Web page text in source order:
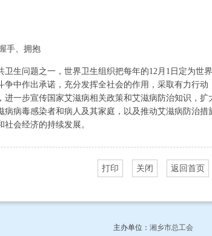
手、拥抱
问题之一，世界卫生组织把每年的12月1日定为世
争中作出承诺，充分发挥全社会的作用，采取有力行
进一步宣传国家艾滋病相关政策和艾滋病防治知识，
病病毒感染者和病人及其家庭，以及推动艾滋病防治
会经济的持续发展。
打印 关闭 返回首页
主办单位： 湘乡市总工会